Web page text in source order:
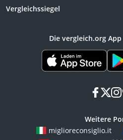
Vergleichssiegel
Die vergleich.org
facebook
x
Weitere
miglioreconsiglio.it